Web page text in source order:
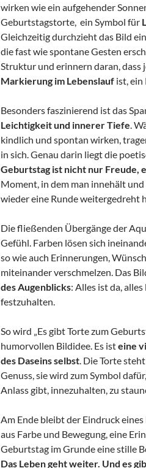
wirken wie ein aufgehender
Geburtstagstorte, ein Symbol für
Gleichzeitig durchzieht das Bild
die fast wie spontane Gesten
Struktur und erinnern daran, dass
Markierung im Lebenslauf ist, ein
Besonders faszinierend ist das
Leichtigkeit und innerer Tiefe .
kindlich und spontan wirken,
in sich. Genau darin liegt die
Geburtstag ist nicht nur Freude,
Moment, in dem man innehält und
wieder eine Runde weitergedreht
Die fließenden Übergänge der
Gefühl. Farben lösen sich
so wie auch Erinnerungen,
miteinander verschmelzen. Das
des Augenblicks: Alles ist da,
festzuhalten.
So wird „Es gibt Torte zum
humorvollen Bildidee. Es isteine
des Daseins selbst . Die Torte
Genuss, sie wird zum Symbol
Anlass gibt, innezuhalten, zu
Am Ende bleibt der Eindruck
aus Farbe und Bewegung, eine
Geburtstag im Grunde eine stille
Das Leben geht weiter. Und es